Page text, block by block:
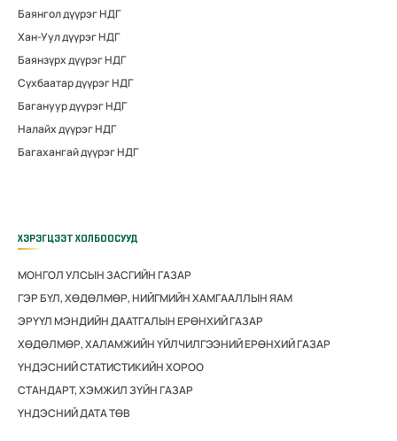
Баянгол дүүрэг НДГ
Хан-Уул дүүрэг НДГ
Баянзүрх дүүрэг НДГ
Сүхбаатар дүүрэг НДГ
Багануур дүүрэг НДГ
Налайх дүүрэг НДГ
Багахангай дүүрэг НДГ
ХЭРЭГЦЭЭТ ХОЛБООСУУД
МОНГОЛ УЛСЫН ЗАСГИЙН ГАЗАР
ГЭР БҮЛ, ХӨДӨЛМӨР, НИЙГМИЙН ХАМГААЛЛЫН ЯАМ
ЭРҮҮЛ МЭНДИЙН ДААТГАЛЫН ЕРӨНХИЙ ГАЗАР
ХӨДӨЛМӨР, ХАЛАМЖИЙН ҮЙЛЧИЛГЭЭНИЙ ЕРӨНХИЙ ГАЗАР
ҮНДЭСНИЙ СТАТИСТИКИЙН ХОРОО
СТАНДАРТ, ХЭМЖИЛ ЗҮЙН ГАЗАР
ҮНДЭСНИЙ ДАТА ТӨВ